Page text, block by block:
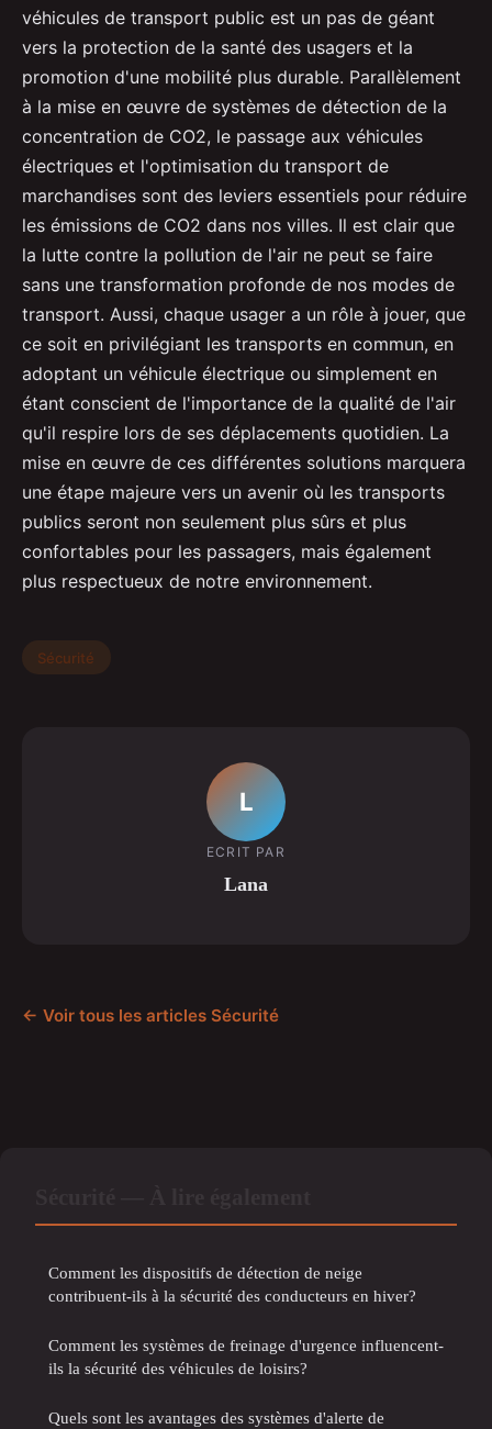
véhicules de transport public est un pas de géant
vers la protection de la santé des usagers et la
promotion d'une mobilité plus durable. Parallèlement
à la mise en œuvre de systèmes de détection de la
concentration de CO2, le passage aux véhicules
électriques et l'optimisation du transport de
marchandises sont des leviers essentiels pour réduire
les émissions de CO2 dans nos villes. Il est clair que
la lutte contre la pollution de l'air ne peut se faire
sans une transformation profonde de nos modes de
transport. Aussi, chaque usager a un rôle à jouer, que
ce soit en privilégiant les transports en commun, en
adoptant un véhicule électrique ou simplement en
étant conscient de l'importance de la qualité de l'air
qu'il respire lors de ses déplacements quotidien. La
mise en œuvre de ces différentes solutions marquera
une étape majeure vers un avenir où les transports
publics seront non seulement plus sûrs et plus
confortables pour les passagers, mais également
plus respectueux de notre environnement.
Sécurité
L
ECRIT PAR
Lana
← Voir tous les articles Sécurité
Comment les dispositifs de détection de neige
contribuent-ils à la sécurité des conducteurs en hiver?
Comment les systèmes de freinage d'urgence influencent-
ils la sécurité des véhicules de loisirs?
Quels sont les avantages des systèmes d'alerte de